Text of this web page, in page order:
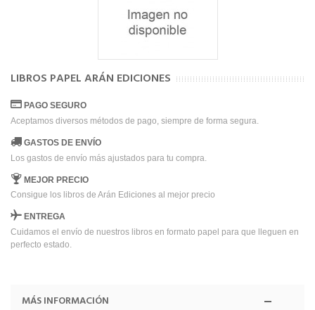
LIBROS PAPEL ARÁN EDICIONES
PAGO SEGURO
Aceptamos diversos métodos de pago, siempre de forma segura.
GASTOS DE ENVÍO
Los gastos de envío más ajustados para tu compra.
MEJOR PRECIO
Consigue los libros de Arán Ediciones al mejor precio
ENTREGA
Cuidamos el envío de nuestros libros en formato papel para que lleguen en
perfecto estado.
MÁS INFORMACIÓN